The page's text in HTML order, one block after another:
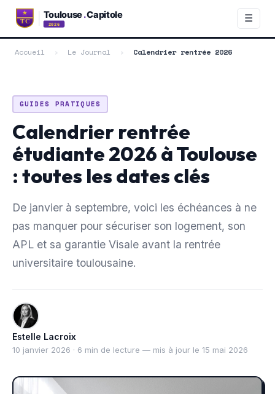
☰
Accueil › Le Journal › Calendrier rentrée 2026
GUIDES PRATIQUES
Calendrier rentrée
étudiante 2026 à Toulouse
: toutes les dates clés
De janvier à septembre, voici les échéances à ne
pas manquer pour sécuriser son logement, son
APL et sa garantie Visale avant la rentrée
universitaire toulousaine.
Estelle Lacroix
10 janvier 2026 · 6 min de lecture — mis à jour le 15 mai 2026